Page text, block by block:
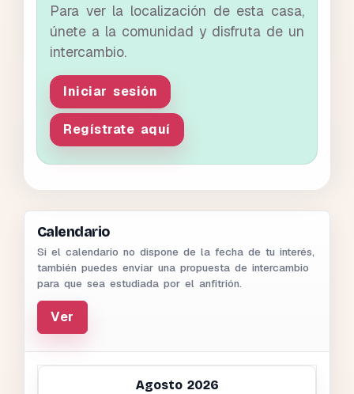
Para ver la localización de esta casa,
únete a la comunidad y disfruta de un
intercambio.
Iniciar sesión
Regístrate aquí
Calendario
Si el calendario no dispone de la fecha de tu interés,
también puedes enviar una propuesta de intercambio
para que sea estudiada por el anfitrión.
Ver
Agosto 2026